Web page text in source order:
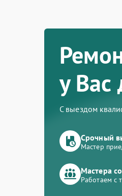
у Вас
С выездом
Срочный
Мастер
Мастера
Работаем с